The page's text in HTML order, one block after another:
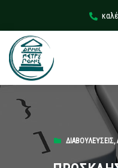
ΔΙΑΒΟΥΛΕΎΣΕΙΣ,